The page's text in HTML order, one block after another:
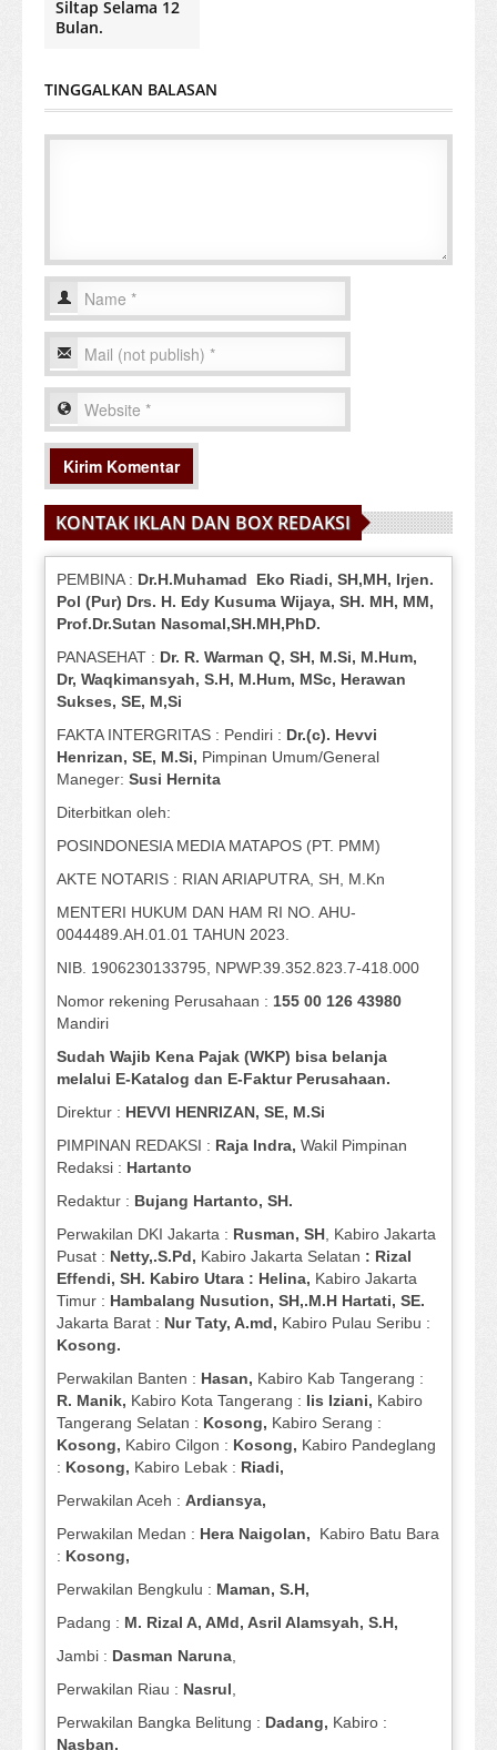
Siltap Selama 12
Bulan.
TINGGALKAN BALASAN
KONTAK IKLAN DAN BOX REDAKSI
PEMBINA : Dr.H.Muhamad Eko Riadi, SH,MH, Irjen.
Pol (Pur) Drs. H. Edy Kusuma Wijaya, SH. MH, MM,
Prof.Dr.Sutan Nasomal,SH.MH,PhD.
PANASEHAT : Dr. R. Warman Q, SH, M.Si, M.Hum,
Dr, Waqkimansyah, S.H, M.Hum, MSc, Herawan
Sukses, SE, M,Si
FAKTA INTERGRITAS : Pendiri : Dr.(c). Hevvi
Henrizan, SE, M.Si, Pimpinan Umum/General
Maneger: Susi Hernita
Diterbitkan oleh:
POSINDONESIA MEDIA MATAPOS (PT. PMM)
AKTE NOTARIS : RIAN ARIAPUTRA, SH, M.Kn
MENTERI HUKUM DAN HAM RI NO. AHU-
0044489.AH.01.01 TAHUN 2023.
NIB. 1906230133795, NPWP.39.352.823.7-418.000
Nomor rekening Perusahaan : 155 00 126 43980
Mandiri
Sudah Wajib Kena Pajak (WKP) bisa belanja
melalui E-Katalog dan E-Faktur Perusahaan.
Direktur : HEVVI HENRIZAN, SE, M.Si
PIMPINAN REDAKSI : Raja Indra, Wakil Pimpinan
Redaksi : Hartanto
Redaktur : Bujang Hartanto, SH.
Perwakilan DKI Jakarta : Rusman, SH, Kabiro Jakarta
Pusat : Netty,.S.Pd, Kabiro Jakarta Selatan : Rizal
Effendi, SH. Kabiro Utara : Helina, Kabiro Jakarta
Timur : Hambalang Nusution, SH,.M.H Hartati, SE.
Jakarta Barat : Nur Taty, A.md, Kabiro Pulau Seribu :
Kosong.
Perwakilan Banten : Hasan, Kabiro Kab Tangerang :
R. Manik, Kabiro Kota Tangerang : Iis Iziani, Kabiro
Tangerang Selatan : Kosong, Kabiro Serang :
Kosong, Kabiro Cilgon : Kosong, Kabiro Pandeglang
: Kosong, Kabiro Lebak : Riadi,
Perwakilan Aceh : Ardiansya,
Perwakilan Medan : Hera Naigolan, Kabiro Batu Bara
: Kosong,
Perwakilan Bengkulu : Maman, S.H,
Padang : M. Rizal A, AMd, Asril Alamsyah, S.H,
Jambi : Dasman Naruna,
Perwakilan Riau : Nasrul,
Perwakilan Bangka Belitung : Dadang, Kabiro :
Nasban,